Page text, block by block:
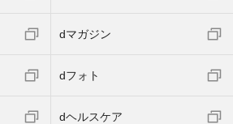
dマガジン
dフォト
dヘルスケア